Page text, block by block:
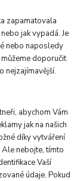
zapamatovala
jak vypadá. Je
nebo naposledy
doporučit
nejzajímavější.
abychom Vám
jak na našich
díky vytváření
nebojte, tímto
Vaší
údaje. Pokud